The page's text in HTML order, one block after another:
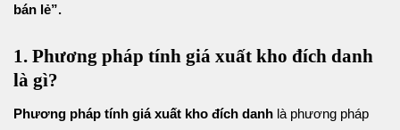
bán lẻ”.
1. Phương pháp tính giá xuất kho đích danh
là gì?
Phương pháp tính giá xuất kho đích danh là phương pháp